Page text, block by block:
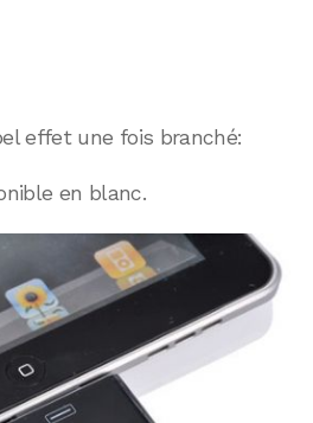
effet une fois branché:
en blanc.